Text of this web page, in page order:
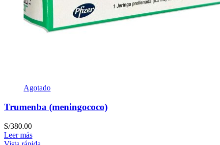
Agotado
Trumenba (meningococo)
S/380.00
Leer más